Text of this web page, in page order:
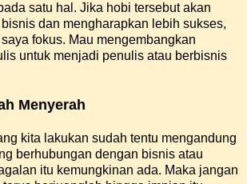
satu hal. Jika hobi tersebut akan
dan mengharapkan lebih sukses,
fokus. Mau mengembangkan
untuk menjadi penulis atau berbisnis
Menyerah
kita lakukan sudah tentu mengandung
berhubungan dengan bisnis atau
itu kemungkinan ada. Maka jangan